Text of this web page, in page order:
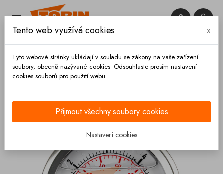
 

Tento web využívá cookies x
Tyto webové stránky ukládají v souladu se zákony na vaše zařízení
soubory, obecně nazývané cookies. Odsouhlaste prosím nastavení
cookies souborů pro použití webu.
Přijmout všechny soubory cookies
Nastavení cookies